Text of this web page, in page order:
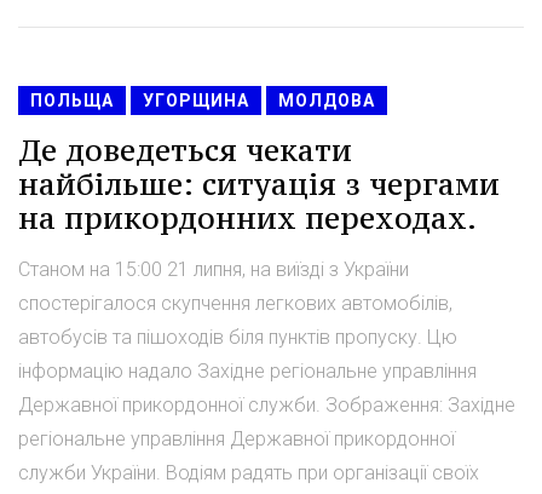
ПОЛЬЩА УГОРЩИНА МОЛДОВА
Де доведеться чекати
найбільше: ситуація з чергами
на прикордонних переходах.
Станом на 15:00 21 липня, на виїзді з України
спостерігалося скупчення легкових автомобілів,
автобусів та пішоходів біля пунктів пропуску. Цю
інформацію надало Західне регіональне управління
Державної прикордонної служби. Зображення: Західне
регіональне управління Державної прикордонної
служби України. Водіям радять при організації своїх